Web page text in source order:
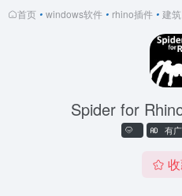
首页 • windows软件 • rhino插件 • 建筑
Spider for
有